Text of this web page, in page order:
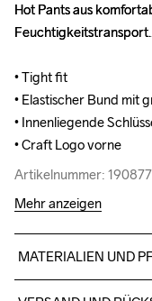
Hot Pants aus
Feuchtigkeitstransport.
• Tight fit
• Elastischer Bund mit
• Innenliegende
• Craft Logo vorne
Artikelnummer:
Hot Pants aus
Feuchtigkeitstransport.
• Tight fit
• Elastischer Bund mit
• Innenliegende
• Craft Logo vorne
Artikelnummer:
Mehr anzeigen
MATERIALIEN UND
88% Polyester